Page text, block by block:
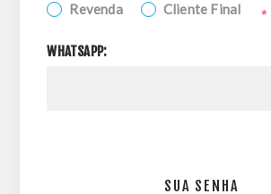
Revenda Cliente Final *
WHATSAPP:
SUA SENHA